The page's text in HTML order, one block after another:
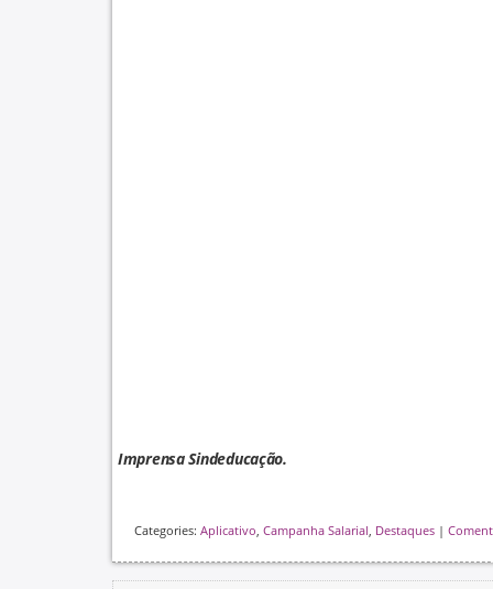
Imprensa Sindeducação.
Categories: Aplicativo, Campanha Salarial, Destaques |